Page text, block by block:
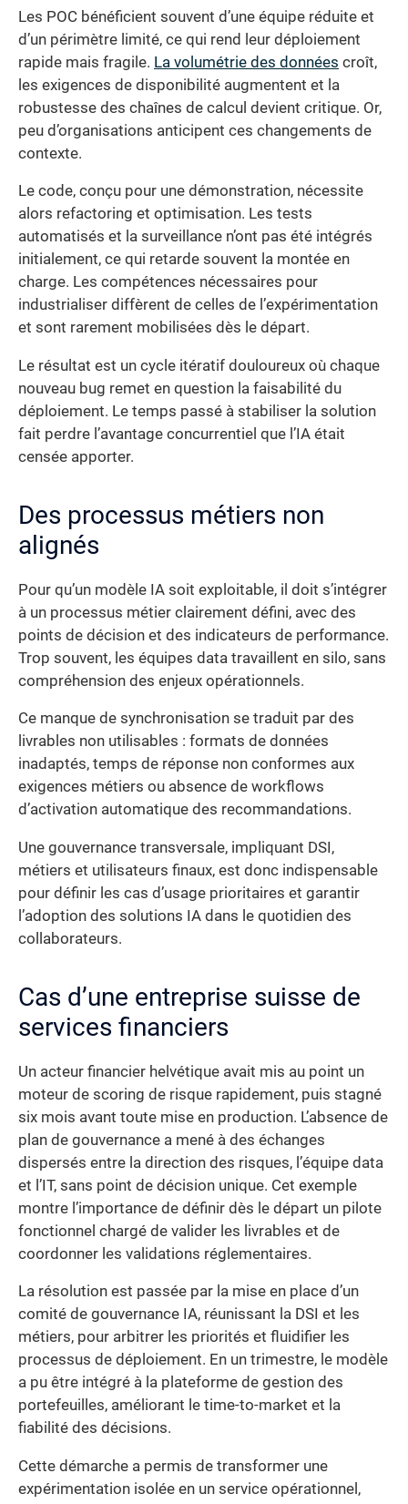
Les POC bénéficient souvent d’une équipe réduite et
d’un périmètre limité, ce qui rend leur déploiement
rapide mais fragile. La volumétrie des données croît,
les exigences de disponibilité augmentent et la
robustesse des chaînes de calcul devient critique. Or,
peu d’organisations anticipent ces changements de
contexte.
Le code, conçu pour une démonstration, nécessite
alors refactoring et optimisation. Les tests
automatisés et la surveillance n’ont pas été intégrés
initialement, ce qui retarde souvent la montée en
charge. Les compétences nécessaires pour
industrialiser diffèrent de celles de l’expérimentation
et sont rarement mobilisées dès le départ.
Le résultat est un cycle itératif douloureux où chaque
nouveau bug remet en question la faisabilité du
déploiement. Le temps passé à stabiliser la solution
fait perdre l’avantage concurrentiel que l’IA était
censée apporter.
Des processus métiers non
alignés
Pour qu’un modèle IA soit exploitable, il doit s’intégrer
à un processus métier clairement défini, avec des
points de décision et des indicateurs de performance.
Trop souvent, les équipes data travaillent en silo, sans
compréhension des enjeux opérationnels.
Ce manque de synchronisation se traduit par des
livrables non utilisables : formats de données
inadaptés, temps de réponse non conformes aux
exigences métiers ou absence de workflows
d’activation automatique des recommandations.
Une gouvernance transversale, impliquant DSI,
métiers et utilisateurs finaux, est donc indispensable
pour définir les cas d’usage prioritaires et garantir
l’adoption des solutions IA dans le quotidien des
collaborateurs.
Cas d’une entreprise suisse de
services financiers
Un acteur financier helvétique avait mis au point un
moteur de scoring de risque rapidement, puis stagné
six mois avant toute mise en production. L’absence de
plan de gouvernance a mené à des échanges
dispersés entre la direction des risques, l’équipe data
et l’IT, sans point de décision unique. Cet exemple
montre l’importance de définir dès le départ un pilote
fonctionnel chargé de valider les livrables et de
coordonner les validations réglementaires.
La résolution est passée par la mise en place d’un
comité de gouvernance IA, réunissant la DSI et les
métiers, pour arbitrer les priorités et fluidifier les
processus de déploiement. En un trimestre, le modèle
a pu être intégré à la plateforme de gestion des
portefeuilles, améliorant le time-to-market et la
fiabilité des décisions.
Cette démarche a permis de transformer une
expérimentation isolée en un service opérationnel,